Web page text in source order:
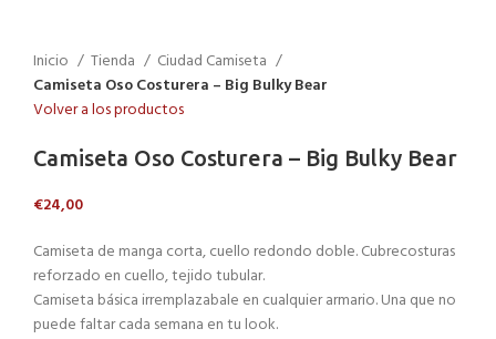
Inicio Tienda
Ciudad Camiseta
Camiseta Oso Costurera – Big Bulky Bear
Volver a los productos
Camiseta Oso Costurera – Big Bulky Bear
€24,00
Camiseta de manga corta, cuello redondo doble. Cubrecosturas
reforzado en cuello, tejido tubular.
Camiseta básica irremplazabale en cualquier armario. Una que no
puede faltar cada semana en tu look.